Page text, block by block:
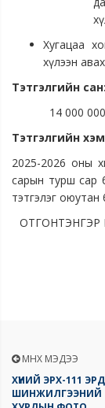
Хугацаа
хүлээн
Тэтгэлгийн сан:
14 000 000
Тэтгэлгийн
2025-2026 оны
сарын турш сар
тэтгэлэг оюутан
ӨМНӨХ МЭДЭЭ
ХҮНИЙ ЭРХ-111
ШИНЖИЛГЭЭНИЙ